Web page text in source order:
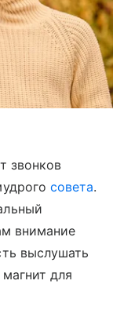
звонков
совета.
внимание
выслушать
для